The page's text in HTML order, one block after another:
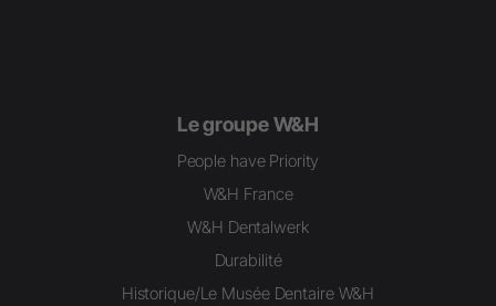
Le groupe W&H
People have Priority
W&H France
W&H Dentalwerk
Durabilité
Historique/Le Musée Dentaire W&H